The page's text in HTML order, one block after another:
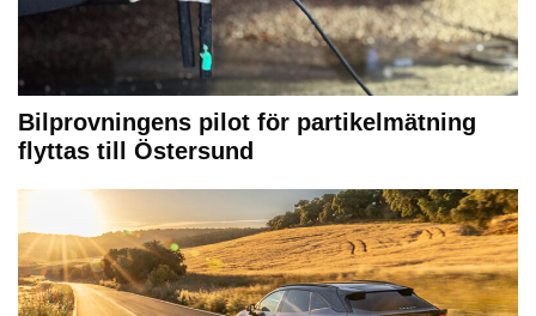
Bilprovningens pilot för partikelmätning
flyttas till Östersund